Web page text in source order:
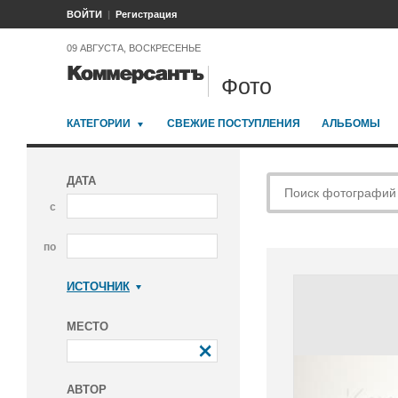
ВОЙТИ Регистрация
09 АВГУСТА, ВОСКРЕСЕНЬЕ
Фото
КАТЕГОРИИ СВЕЖИЕ ПОСТУПЛЕНИЯ АЛЬБОМЫ
ДАТА
с
по
ИСТОЧНИК
МЕСТО
АВТОР